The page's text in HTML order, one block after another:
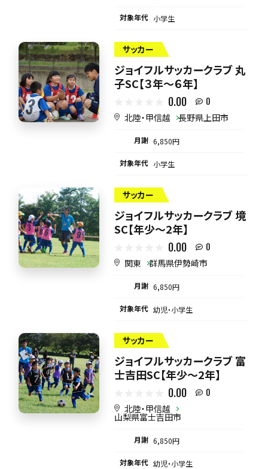
対象年代 小学生
サッカー
ジョイフルサッカークラブ 丸
子SC【３年～６年】
0.00 0
北陸・甲信越 長野県上田市
月謝 6,850円
対象年代 小学生
サッカー
ジョイフルサッカークラブ 境
SC【年少～2年】
0.00 0
関東 群馬県伊勢崎市
月謝 6,850円
対象年代 幼児・小学生
サッカー
ジョイフルサッカークラブ 富
士吉田SC【年少～2年】
0.00 0
北陸・甲信越
山梨県富士吉田市
月謝 6,850円
対象年代 幼児・小学生